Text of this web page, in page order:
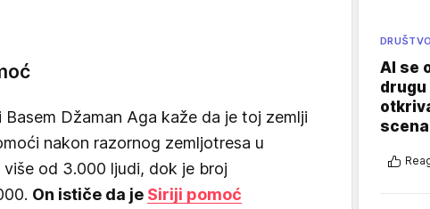
Basem Džaman Aga kaže da je toj zemlji
nakon razornog zemljotresa u
više od 3.000 ljudi, dok je broj
On ističe da je Siriji pomoć
DRUŠTVO
AI se